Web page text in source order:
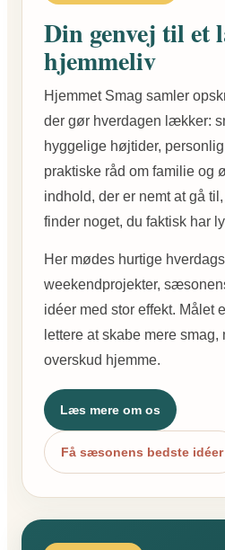
Din genvej til et
hjemmeliv
Hjemmet Smag samler
der gør hverdagen lækker:
hyggelige højtider,
praktiske råd om familie og
indhold, der er nemt at gå
finder noget, du faktisk har
Her mødes hurtige
weekendprojekter,
idéer med stor effekt. Målet
lettere at skabe mere
overskud hjemme.
Læs mere om os
Få sæsonens bedste idéer